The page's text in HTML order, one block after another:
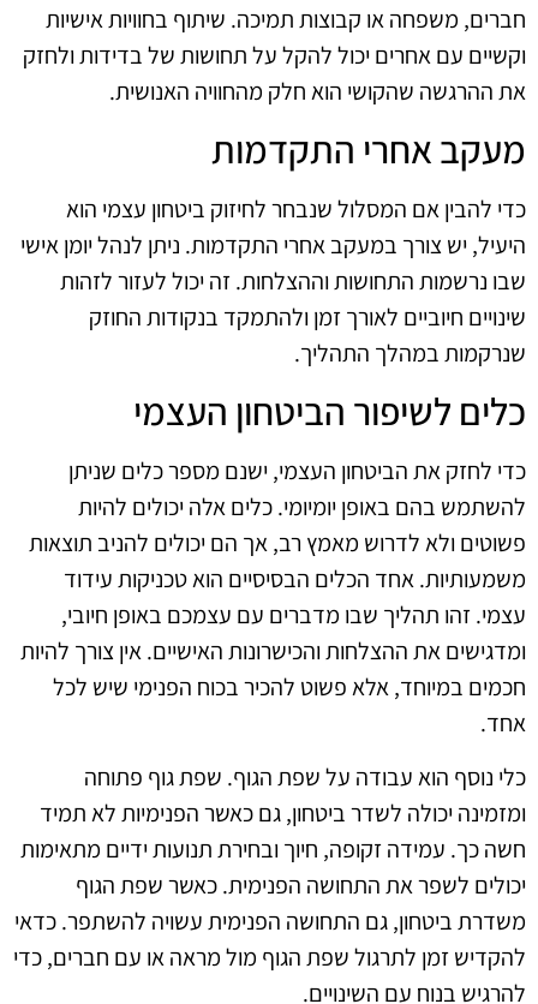
חברים, משפחה או קבוצות תמיכה. שיתוף בחוויות אישיות
וקשיים עם אחרים יכול להקל על תחושות של בדידות ולחזק
את ההרגשה שהקושי הוא חלק מהחוויה האנושית.
מעקב אחרי התקדמות
כדי להבין אם המסלול שנבחר לחיזוק ביטחון עצמי הוא
היעיל, יש צורך במעקב אחרי התקדמות. ניתן לנהל יומן אישי
שבו נרשמות התחושות וההצלחות. זה יכול לעזור לזהות
שינויים חיוביים לאורך זמן ולהתמקד בנקודות החוזק
שנרקמות במהלך התהליך.
כלים לשיפור הביטחון העצמי
כדי לחזק את הביטחון העצמי, ישנם מספר כלים שניתן
להשתמש בהם באופן יומיומי. כלים אלה יכולים להיות
פשוטים ולא לדרוש מאמץ רב, אך הם יכולים להניב תוצאות
משמעותיות. אחד הכלים הבסיסיים הוא טכניקות עידוד
עצמי. זהו תהליך שבו מדברים עם עצמכם באופן חיובי,
ומדגישים את ההצלחות והכישרונות האישיים. אין צורך להיות
חכמים במיוחד, אלא פשוט להכיר בכוח הפנימי שיש לכל
אחד.
כלי נוסף הוא עבודה על שפת הגוף. שפת גוף פתוחה
ומזמינה יכולה לשדר ביטחון, גם כאשר הפנימיות לא תמיד
חשה כך. עמידה זקופה, חיוך ובחירת תנועות ידיים מתאימות
יכולים לשפר את התחושה הפנימית. כאשר שפת הגוף
משדרת ביטחון, גם התחושה הפנימית עשויה להשתפר. כדאי
להקדיש זמן לתרגול שפת הגוף מול מראה או עם חברים, כדי
להרגיש בנוח עם השינויים.